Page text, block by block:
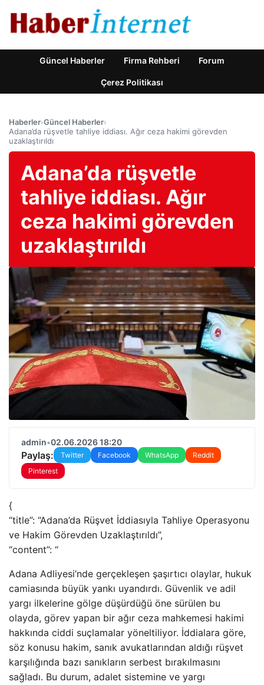
Güncel Haberler Firma Rehberi Forum
Çerez Politikası
Haberler›Güncel Haberler›
Adana’da rüşvetle tahliye iddiası. Ağır ceza hakimi görevden
uzaklaştırıldı
Adana’da rüşvetle
tahliye iddiası. Ağır
ceza hakimi görevden
uzaklaştırıldı
admin•02.06.2026 18:20
Paylaş: Twitter Facebook WhatsApp
Reddit
Pinterest
{
“title”: “Adana’da Rüşvet İddiasıyla Tahliye Operasyonu
ve Hakim Görevden Uzaklaştırıldı”,
“content”: “
Adana Adliyesi’nde gerçekleşen şaşırtıcı olaylar, hukuk
camiasında büyük yankı uyandırdı. Güvenlik ve adil
yargı ilkelerine gölge düşürdüğü öne sürülen bu
olayda, görev yapan bir ağır ceza mahkemesi hakimi
hakkında ciddi suçlamalar yöneltiliyor. İddialara göre,
söz konusu hakim, sanık avukatlarından aldığı rüşvet
karşılığında bazı sanıkların serbest bırakılmasını
sağladı. Bu durum, adalet sistemine ve yargı